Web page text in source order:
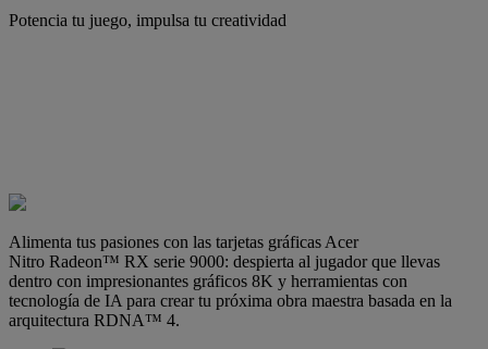
Potencia tu juego, impulsa tu creatividad
Alimenta tus pasiones con las tarjetas gráficas Acer
Nitro Radeon™ RX serie 9000: despierta al jugador que llevas
dentro con impresionantes gráficos 8K y herramientas con
tecnología de IA para crear tu próxima obra maestra basada en la
arquitectura RDNA™ 4.